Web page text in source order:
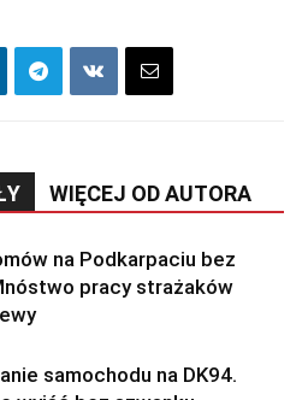
WIĘCEJ OD AUTORA
na Podkarpaciu bez
pracy strażaków
samochodu na DK94.